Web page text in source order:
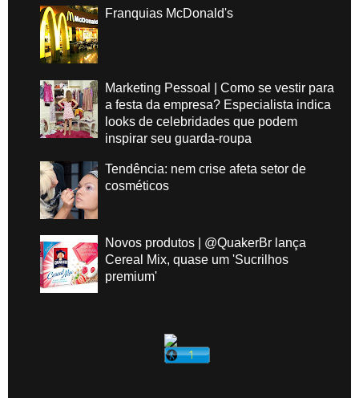
Franquias McDonald's
Marketing Pessoal | Como se vestir para
a festa da empresa? Especialista indica
looks de celebridades que podem
inspirar seu guarda-roupa
Tendência: nem crise afeta setor de
cosméticos
Novos produtos | @QuakerBr lança
Cereal Mix, quase um 'Sucrilhos
premium'